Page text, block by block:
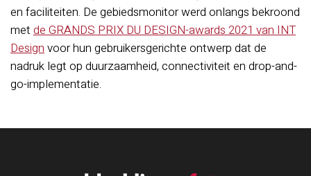
en faciliteiten. De gebiedsmonitor werd onlangs bekroond
met de GRANDS PRIX DU DESIGN-awards 2021 van INT
Designvoor hun gebruikersgerichte ontwerp dat de
nadruk legt op duurzaamheid, connectiviteit en drop-and-
go-implementatie.